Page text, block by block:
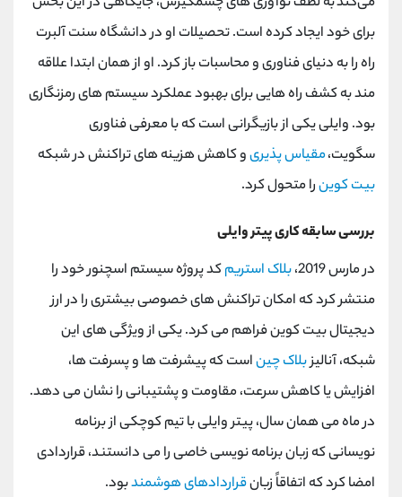
برای خود ایجاد کرده است. تحصیلات او در دانشگاه سنت آلبرت
راه را به دنیای فناوری و محاسبات باز کرد. او از همان ابتدا علاقه
مند به کشف راه هایی برای بهبود عملکرد سیستم های رمزنگاری
بود. وایلی یکی از بازیگرانی است که با معرفی فناوری
سگویت،مقیاس پذیریو کاهش هزینه های تراکنش در شبکه
بیت کوینرا متحول کرد.
بررسی سابقه کاری پیتر وایلی
در مارس 2019،
بلاک استریمکد پروژه سیستم اسچنور خود را
منتشر کرد که امکان تراکنش های خصوصی بیشتری را در ارز
دیجیتال بیت کوین فراهم می کرد. یکی از ویژگی های این
شبکه، آنالیزبلاک چیناست که پیشرفت ها و پسرفت ها،
افزایش یا کاهش سرعت، مقاومت و پشتیبانی را نشان می دهد.
در ماه می همان سال، پیتر وایلی با تیم کوچکی از برنامه
نویسانی که زبان برنامه نویسی خاصی را می دانستند، قراردادی
امضا کرد که اتفاقاً زبانقراردادهای هوشمندبود.